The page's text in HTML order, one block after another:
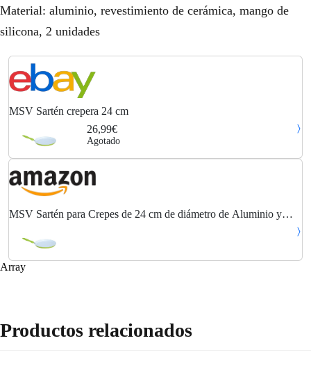
Material: aluminio, revestimiento de cerámica, mango de
silicona, 2 unidades
MSV Sartén crepera 24 cm
26,99€
Agotado
MSV Sartén para Crepes de 24 cm de diámetro de Aluminio y
Array
Productos relacionados